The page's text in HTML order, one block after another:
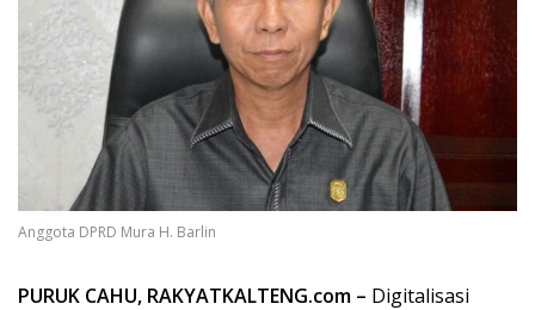
Anggota DPRD Mura H. Barlin
PURUK CAHU, RAKYATKALTENG.com – Digitalisasi